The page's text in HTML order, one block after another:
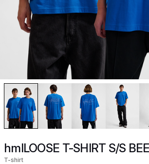
hmlLOOSE T-SHIRT S/S
T-shirt